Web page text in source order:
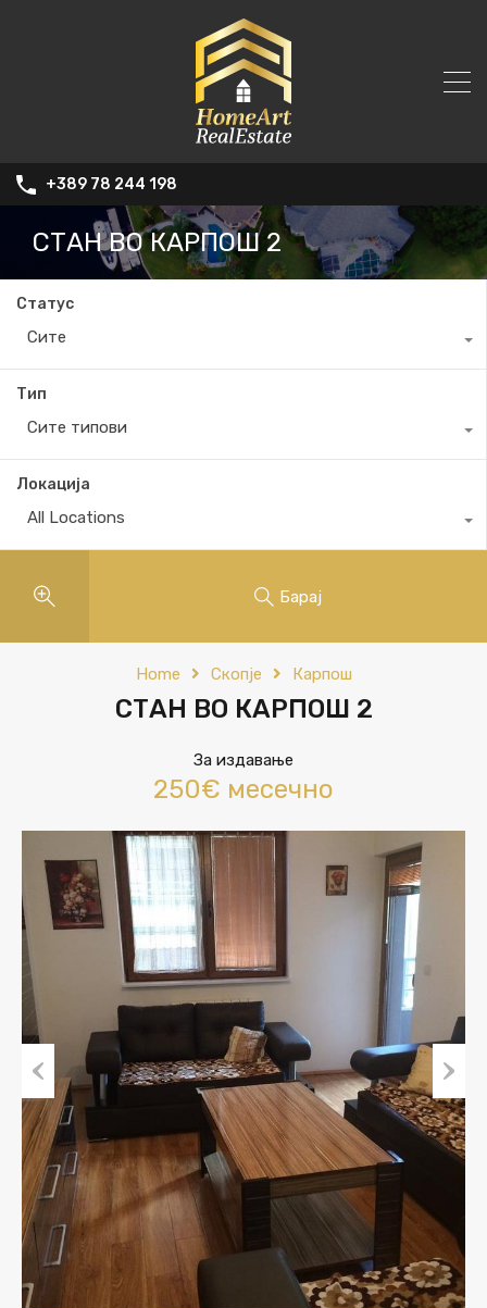
+389 78 244 198
СТАН ВО КАРПОШ 2
Статус
Сите
Тип
Сите типови
Локација
All Locations
Барај
Home Скопје Карпош
СТАН ВО КАРПОШ 2
За издавање
250€ месечно
Previous Next